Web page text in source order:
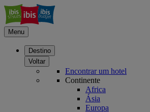
Menu
Destino
Voltar
Encontrar um hotel
Continente
Africa
Ásia
Europa